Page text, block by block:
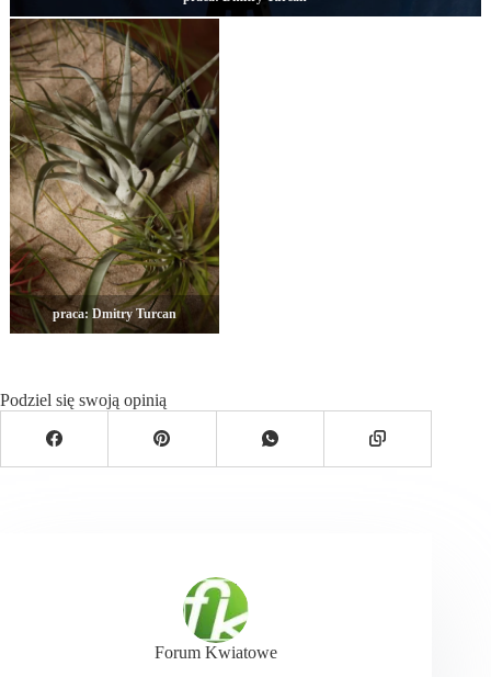
praca: Dmitry Turcan
Podziel się swoją opinią
Forum Kwiatowe